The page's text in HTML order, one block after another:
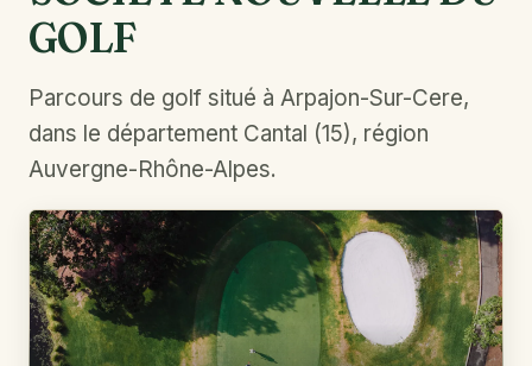
GOLF
Parcours de golf situé à Arpajon-Sur-Cere,
dans le département Cantal (15), région
Auvergne-Rhône-Alpes.